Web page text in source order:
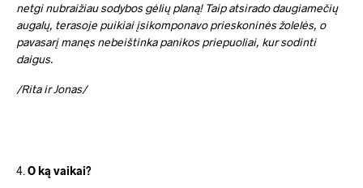
netgi nubraižiau sodybos gėlių planą! Taip atsirado daugiamečių
augalų, terasoje puikiai įsikomponavo prieskoninės žolelės, o
pavasarį manęs nebeištinka panikos priepuoliai, kur sodinti
daigus.
/Rita ir Jonas/
4. O ką vaikai?